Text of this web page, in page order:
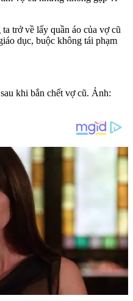
trở về lấy quần áo của vợ cũ
dục, buộc không tái phạm
khi bắn chết vợ cũ. Ảnh: